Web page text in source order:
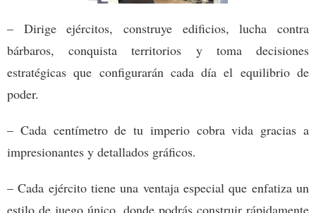
– Dirige ejércitos, construye edificios, lucha contra
bárbaros, conquista territorios y toma decisiones
estratégicas que configurarán cada día el equilibrio de
poder.
– Cada centímetro de tu imperio cobra vida gracias a
impresionantes y detallados gráficos.
– Cada ejército tiene una ventaja especial que enfatiza un
estilo de juego único, donde podrás construir rápidamente